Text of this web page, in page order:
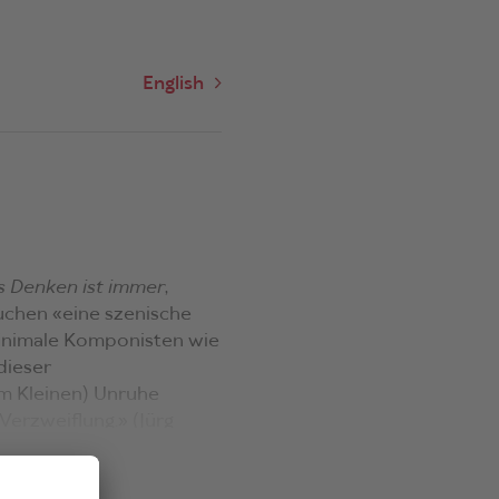
English
Denken ist immer,
«eine szenische
Komponisten wie
Kleinen) Unruhe